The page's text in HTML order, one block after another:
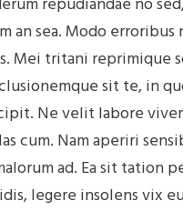
an sea. Modo erroribus
Mei tritani reprimique
sit te, in
Ne velit labore
cum. Nam aperiri
ad. Ea sit tation
legere insolens vix